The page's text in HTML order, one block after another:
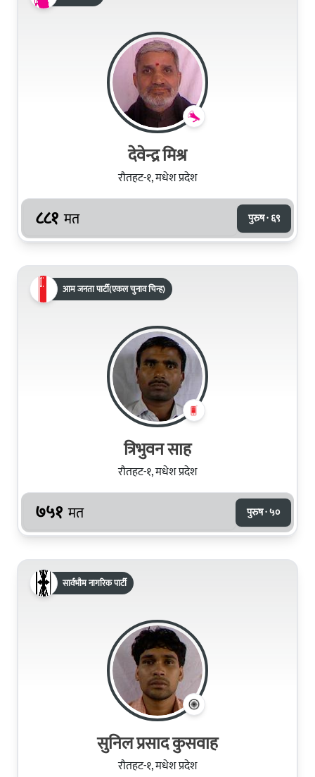
देवेन्द्र मिश्र
रौतहट-१, मधेश प्रदेश
८८१ मत पुरुष · ६९
आम जनता पार्टी(एकल चुनाव चिन्ह)
त्रिभुवन साह
रौतहट-१, मधेश प्रदेश
७५१ मत पुरुष · ५०
सार्वभौम नागरिक पार्टी
सुनिल प्रसाद कुसवाह
रौतहट-१, मधेश प्रदेश